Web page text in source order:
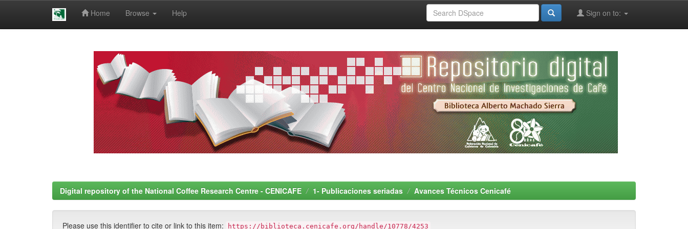
Home Browse Help Sign on to:
Digital repository of the National Coffee Research Centre - CENICAFE 1- Publicaciones seriadas Avances Técnicos Cenicafé
Please use this identifier to cite or link to this item: https://biblioteca.cenicafe.org/handle/10778/4253